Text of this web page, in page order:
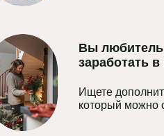
Вы любитель
заработать
Ищете
который можно